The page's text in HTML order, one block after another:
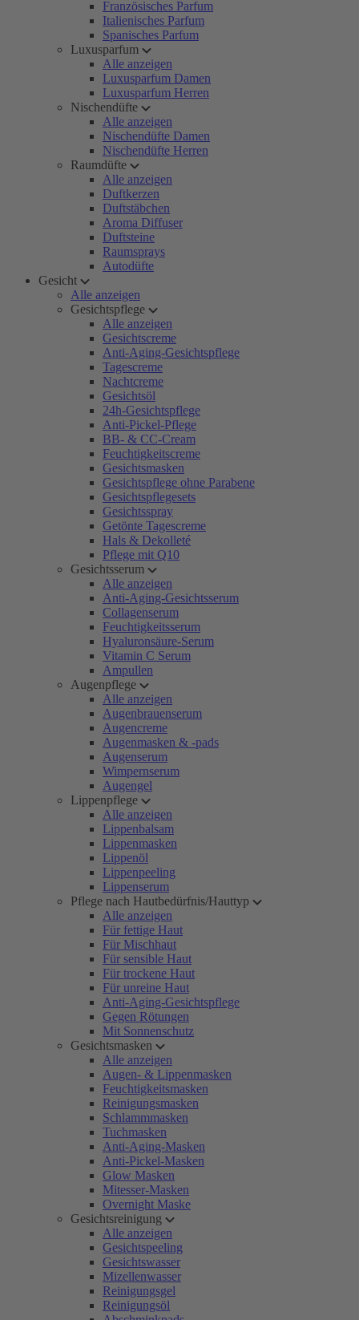
Französisches Parfum
Italienisches Parfum
Spanisches Parfum
Luxusparfum
Alle anzeigen
Luxusparfum Damen
Luxusparfum Herren
Nischendüfte
Alle anzeigen
Nischendüfte Damen
Nischendüfte Herren
Raumdüfte
Alle anzeigen
Duftkerzen
Duftstäbchen
Aroma Diffuser
Duftsteine
Raumsprays
Autodüfte
Gesicht
Alle anzeigen
Gesichtspflege
Alle anzeigen
Gesichtscreme
Anti-Aging-Gesichtspflege
Tagescreme
Nachtcreme
Gesichtsöl
24h-Gesichtspflege
Anti-Pickel-Pflege
BB- & CC-Cream
Feuchtigkeitscreme
Gesichtsmasken
Gesichtspflege ohne Parabene
Gesichtspflegesets
Gesichtsspray
Getönte Tagescreme
Hals & Dekolleté
Pflege mit Q10
Gesichtsserum
Alle anzeigen
Anti-Aging-Gesichtsserum
Collagenserum
Feuchtigkeitsserum
Hyaluronsäure-Serum
Vitamin C Serum
Ampullen
Augenpflege
Alle anzeigen
Augenbrauenserum
Augencreme
Augenmasken & -pads
Augenserum
Wimpernserum
Augengel
Lippenpflege
Alle anzeigen
Lippenbalsam
Lippenmasken
Lippenöl
Lippenpeeling
Lippenserum
Pflege nach Hautbedürfnis/Hauttyp
Alle anzeigen
Für fettige Haut
Für Mischhaut
Für sensible Haut
Für trockene Haut
Für unreine Haut
Anti-Aging-Gesichtspflege
Gegen Rötungen
Mit Sonnenschutz
Gesichtsmasken
Alle anzeigen
Augen- & Lippenmasken
Feuchtigkeitsmasken
Reinigungsmasken
Schlammmasken
Tuchmasken
Anti-Aging-Masken
Anti-Pickel-Masken
Glow Masken
Mitesser-Masken
Overnight Maske
Gesichtsreinigung
Alle anzeigen
Gesichtspeeling
Gesichtswasser
Mizellenwasser
Reinigungsgel
Reinigungsöl